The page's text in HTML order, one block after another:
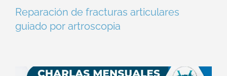
Reparación de fracturas articulares
guiado por artroscopia